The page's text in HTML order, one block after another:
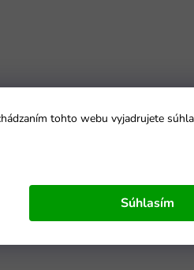
tohto webu vyjadrujete
Súhlasím